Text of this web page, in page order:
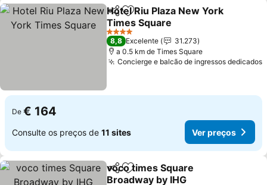
PartilharAdicionar aos favoritos
Hotel Riu Plaza New York
Times Square
4 Estrelas
8,8 Excelente
31.273
a 0.5 km de Times Square
Concierge e balcão de ingressos dedicados
De € 164
Consulte os preços de 11 sites Ver preços
PartilharAdicionar aos favoritos
voco times Square
Broadway by IHG